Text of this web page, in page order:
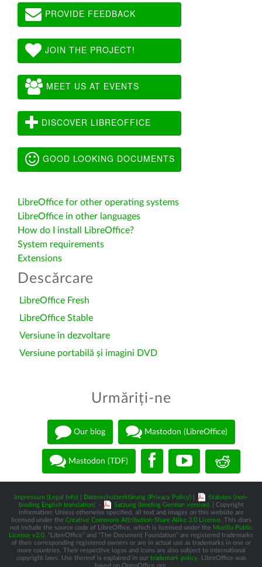
PROVIDE FEEDBACK
JOIN THE PROJECT!
MEET US AT EVENTS
DISCOVER LIBREOFFICE
GOOD LOOKING DOCUMENTS
LibreOffice for other operating systems
LibreOffice in other languages
How do I install LibreOffice?
System requirements
Extensions
Descărcare
LibreOffice Fresh
LibreOffice Stable
Versiune în dezvoltare
Versiune portabilă și imagini DVD
Urmăriți-ne
Our blog Mastodon (LibreOffice)
Mastodon (TDF)
Impressum (Legal Info) Datenschutzerklärung (Privacy Policy)
Statutes (non-
binding English translation) - Satzung (binding German version)
| Copyright
information: Unless otherwise specified, all text and images on this website are
licensed under the Creative Commons Attribution-Share Alike 3.0 License. This does
not include the source code of LibreOffice, which is licensed under the Mozilla Public
License v2.0 . “LibreOffice” and “The Document Foundation” are registered trademarks
of their corresponding registered owners or are in actual use as trademarks in one or
more countries. Their respective logos and icons are also subject to international
copyright laws. Use thereof is explained in our trademark policy. LibreOffice was
based on OpenOffice.org.